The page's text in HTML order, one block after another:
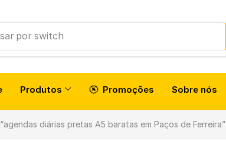
por Smartwatch
Produtos Promoções Sobre nós
diárias pretas A5 baratas em Paços de Ferreira”